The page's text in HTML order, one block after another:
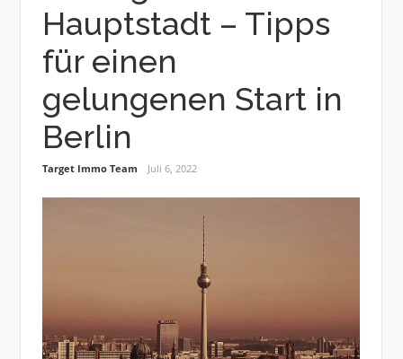
Hauptstadt – Tipps
für einen
gelungenen Start in
Berlin
Target Immo Team Juli 6, 2022